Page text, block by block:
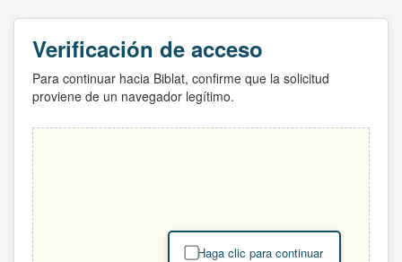
Verificación de acceso
Para continuar hacia Biblat, confirme que la solicitud
proviene de un navegador legítimo.
Haga clic para continuar